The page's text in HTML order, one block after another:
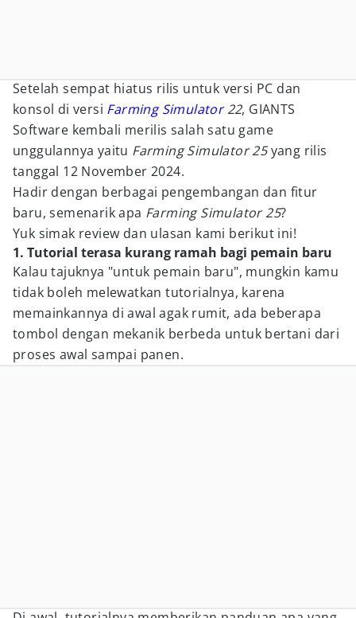
Setelah sempat hiatus rilis untuk versi PC dan
konsol di versi Farming Simulator22, GIANTS
Software kembali merilis salah satu game
unggulannya yaitu Farming Simulator 25yang rilis
tanggal 12 November 2024.
Hadir dengan berbagai pengembangan dan fitur
baru, semenarik apa Farming Simulator 25?
Yuk simak review dan ulasan kami berikut ini!
1. Tutorial terasa kurang ramah bagi pemain baru
Kalau tajuknya "untuk pemain baru", mungkin kamu
tidak boleh melewatkan tutorialnya, karena
memainkannya di awal agak rumit, ada beberapa
tombol dengan mekanik berbeda untuk bertani dari
proses awal sampai panen.